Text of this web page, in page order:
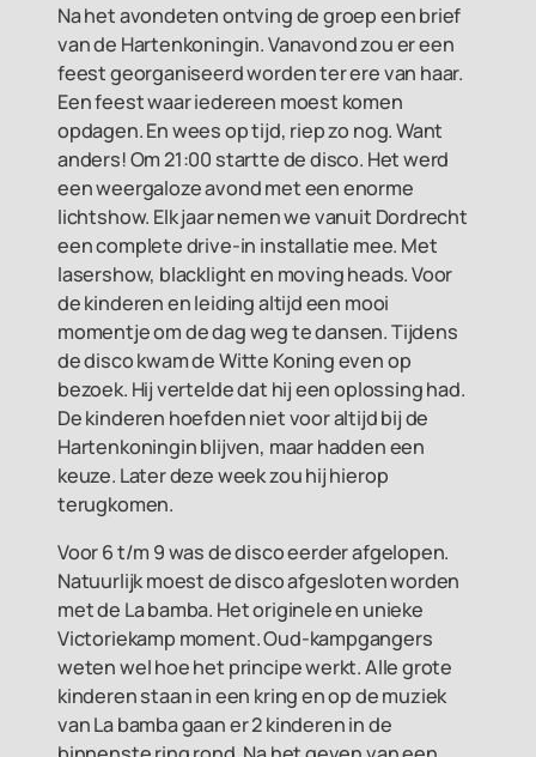
Na het avondeten ontving de groep een brief
van de Hartenkoningin. Vanavond zou er een
feest georganiseerd worden ter ere van haar.
Een feest waar iedereen moest komen
opdagen. En wees op tijd, riep zo nog. Want
anders! Om 21:00 startte de disco. Het werd
een weergaloze avond met een enorme
lichtshow. Elk jaar nemen we vanuit Dordrecht
een complete drive-in installatie mee. Met
lasershow, blacklight en moving heads. Voor
de kinderen en leiding altijd een mooi
momentje om de dag weg te dansen. Tijdens
de disco kwam de Witte Koning even op
bezoek. Hij vertelde dat hij een oplossing had.
De kinderen hoefden niet voor altijd bij de
Hartenkoningin blijven, maar hadden een
keuze. Later deze week zou hij hierop
terugkomen.
Voor 6 t/m 9 was de disco eerder afgelopen.
Natuurlijk moest de disco afgesloten worden
met de La bamba. Het originele en unieke
Victoriekamp moment. Oud-kampgangers
weten wel hoe het principe werkt. Alle grote
kinderen staan in een kring en op de muziek
van La bamba gaan er 2 kinderen in de